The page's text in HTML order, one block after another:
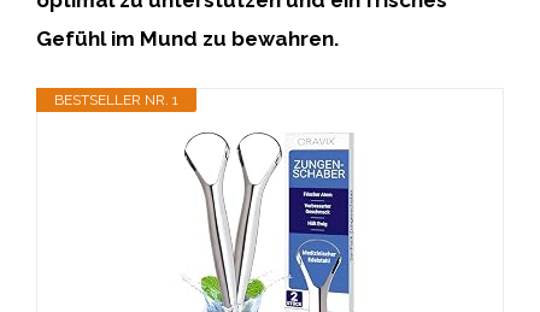
Gefühl im Mund zu bewahren.
BESTSELLER NR. 1